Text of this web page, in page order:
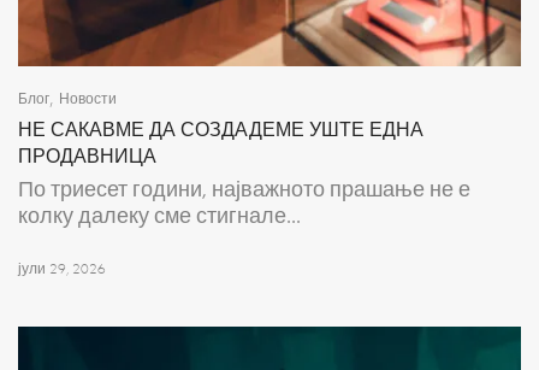
Блог, Новости
НЕ САКАВМЕ ДА СОЗДАДЕМЕ УШТЕ ЕДНА
ПРОДАВНИЦА
По триесет години, најважното прашање не е
колку далеку сме стигнале...
јули 29, 2026